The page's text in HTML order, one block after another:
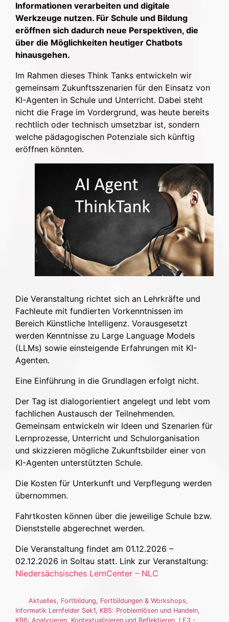
Informationen verarbeiten und digitale
Werkzeuge nutzen. Für Schule und Bildung
eröffnen sich dadurch neue Perspektiven, die
über die Möglichkeiten heutiger Chatbots
hinausgehen.
Im Rahmen dieses Think Tanks entwickeln wir
gemeinsam Zukunftsszenarien für den Einsatz von
KI-Agenten in Schule und Unterricht. Dabei steht
nicht die Frage im Vordergrund, was heute bereits
rechtlich oder technisch umsetzbar ist, sondern
welche pädagogischen Potenziale sich künftig
eröffnen könnten.
Die Veranstaltung richtet sich an Lehrkräfte und
Fachleute mit fundierten Vorkenntnissen im
Bereich Künstliche Intelligenz. Vorausgesetzt
werden Kenntnisse zu Large Language Models
(LLMs) sowie einsteigende Erfahrungen mit KI-
Agenten.
Eine Einführung in die Grundlagen erfolgt nicht.
Der Tag ist dialogorientiert angelegt und lebt vom
fachlichen Austausch der Teilnehmenden.
Gemeinsam entwickeln wir Ideen und Szenarien für
Lernprozesse, Unterricht und Schulorganisation
und skizzieren mögliche Zukunftsbilder einer von
KI-Agenten unterstützten Schule.
Die Kosten für Unterkunft und Verpflegung werden
übernommen.
Fahrtkosten können über die jeweilige Schule bzw.
Dienststelle abgerechnet werden.
Die Veranstaltung findet am 01.12.2026 –
02.12.2026 in Soltau statt. Link zur Veranstaltung:
Niedersächsisches LernCenter – NLC
Aktuelles, Fortbildung, Fortbildungen & Workshops,
Informatik Lernfelder Sek1, KB5: Problemlösen und Handeln,
KB6: Analysieren, Kontextualisieren und Reflektieren, LF3 -